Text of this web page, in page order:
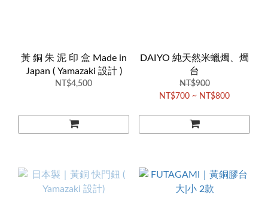
黃 銅 朱 泥 印 盒 Made in
Japan ( Yamazaki 設計 )
NT$4,500
DAIYO 純天然米蠟燭、燭
台
NT$900
NT$700 ~ NT$800